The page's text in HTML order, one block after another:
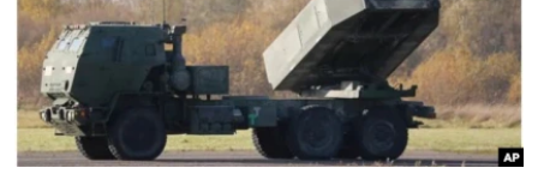
Learning English
СОЦИАЛЬНЫЕ СЕТИ